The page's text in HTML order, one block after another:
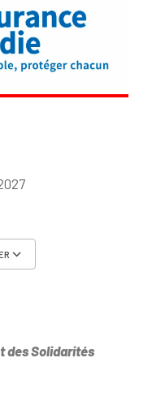
des Solidarités